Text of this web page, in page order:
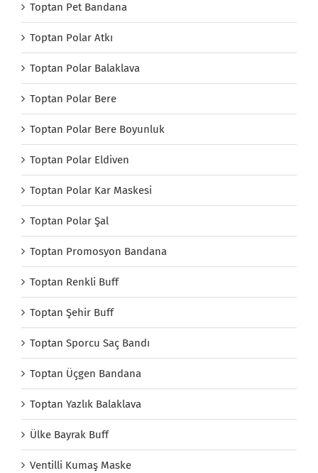
Toptan Pet Bandana
Toptan Polar Atkı
Toptan Polar Balaklava
Toptan Polar Bere
Toptan Polar Bere Boyunluk
Toptan Polar Eldiven
Toptan Polar Kar Maskesi
Toptan Polar Şal
Toptan Promosyon Bandana
Toptan Renkli Buff
Toptan Şehir Buff
Toptan Sporcu Saç Bandı
Toptan Üçgen Bandana
Toptan Yazlık Balaklava
Ülke Bayrak Buff
Ventilli Kumaş Maske